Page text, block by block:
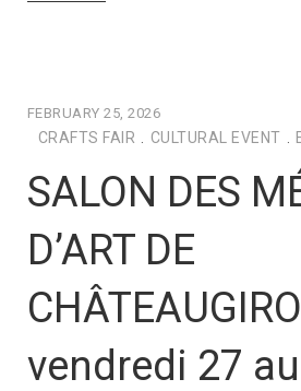
FEBRUARY 25, 2026
CRAFTS FAIR CULTURAL EVENT
SALON DES
D’ART DE
vendredi 27 au